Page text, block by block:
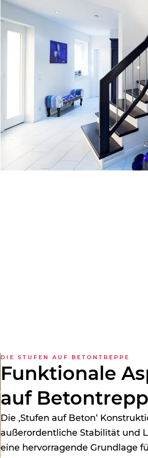
DIE STUFEN AUF BETONTREPPE
Funktionale
auf
Die ‚Stufen auf Beton‘
außerordentliche Stabilität und
eine hervorragende Grundlage